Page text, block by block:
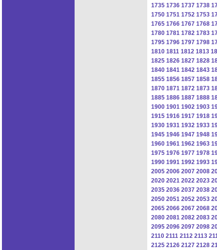
1735 1736 1737 1738
1750 1751 1752 1753
1765 1766 1767 1768
1780 1781 1782 1783
1795 1796 1797 1798
1810 1811 1812 1813
1825 1826 1827 1828
1840 1841 1842 1843
1855 1856 1857 1858
1870 1871 1872 1873
1885 1886 1887 1888
1900 1901 1902 1903
1915 1916 1917 1918
1930 1931 1932 1933
1945 1946 1947 1948
1960 1961 1962 1963
1975 1976 1977 1978
1990 1991 1992 1993
2005 2006 2007 2008
2020 2021 2022 2023
2035 2036 2037 2038
2050 2051 2052 2053
2065 2066 2067 2068
2080 2081 2082 2083
2095 2096 2097 2098
2110 2111 2112 2113
2125 2126 2127 2128